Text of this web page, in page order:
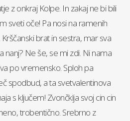
z onkraj Kolpe. In zakaj ne bi bili
sveti oče! Pa nosi na ramenih
brat in sestra, mar sva
nanj? Ne še, se mi zdi. Ni nama
po vremensko. Sploh pa
spodbud, a ta svetvalentinova
s ključem! Zvončklja svoj cin cin
trobentično. Srebrno z